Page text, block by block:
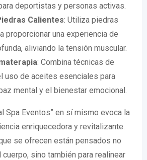
deportistas y personas activas.
Calientes: Utiliza piedras
proporcionar una experiencia de
aliviando la tensión muscular.
: Combina técnicas de
uso de aceites esenciales para
mental y el bienestar emocional.
Spa Eventos” en sí mismo evoca la
enriquecedora y revitalizante.
se ofrecen están pensados no
cuerpo, sino también para realinear